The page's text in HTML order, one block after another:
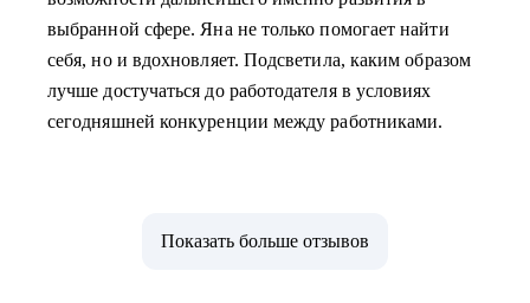
выбранной сфере. Яна не только помогает найти
себя, но и вдохновляет. Подсветила, каким образом
лучше достучаться до работодателя в условиях
сегодняшней конкуренции между работниками.
Показать больше отзывов